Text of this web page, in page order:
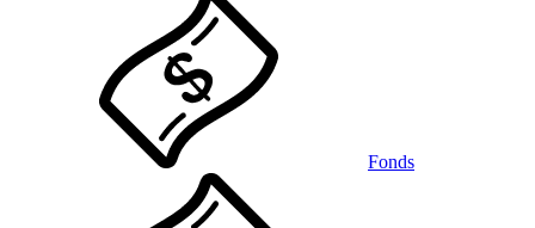
Fonds